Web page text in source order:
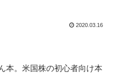
2020.03.16
本。米国株の初心者向け本